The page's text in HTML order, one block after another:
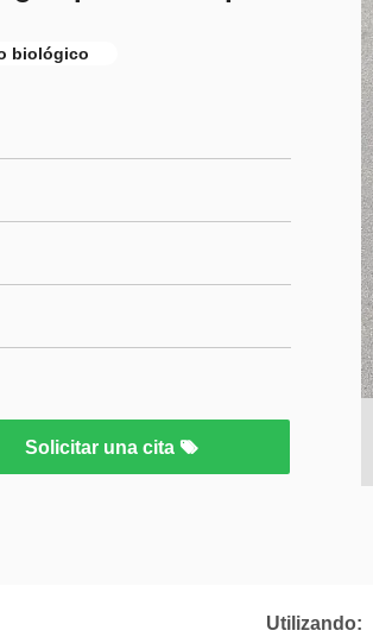
biológico
Solicitar una cita
Utilizando: